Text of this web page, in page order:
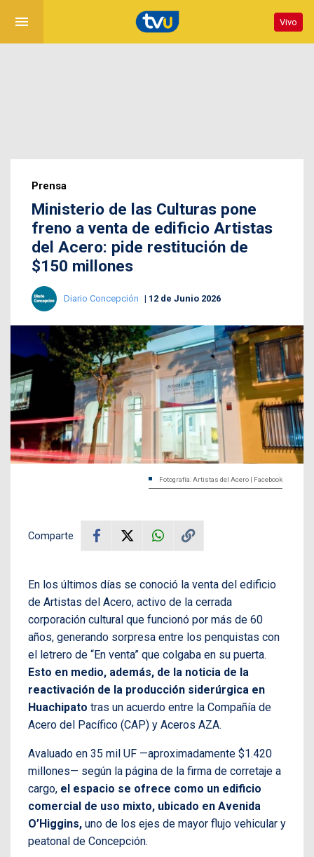
menu Vivo
Prensa
Ministerio de las Culturas pone
freno a venta de edificio Artistas
del Acero: pide restitución de
$150 millones
Diario Concepción 12 de Junio 2026
Fotografía: Artistas del Acero | Facebook
Comparte
En los últimos días se conoció la venta del edificio
de Artistas del Acero, activo de la cerrada
corporación cultural que funcionó por más de 60
años, generando sorpresa entre los penquistas con
el letrero de “En venta” que colgaba en su puerta.
Esto en medio, además, de la noticia de la
reactivación de la producción siderúrgica en
Huachipato tras un acuerdo entre la Compañía de
Acero del Pacífico (CAP) y Aceros AZA.
Avaluado en 35 mil UF —aproximadamente $1.420
millones— según la página de la firma de corretaje a
cargo, el espacio se ofrece como un edificio
comercial de uso mixto, ubicado en Avenida
O’Higgins, uno de los ejes de mayor flujo vehicular y
peatonal de Concepción.